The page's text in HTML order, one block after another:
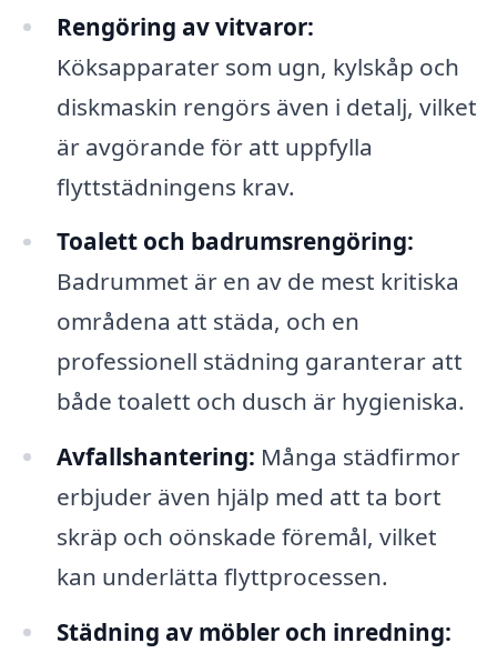
Rengöring av vitvaror:
Köksapparater som ugn, kylskåp och
diskmaskin rengörs även i detalj, vilket
är avgörande för att uppfylla
flyttstädningens krav.
Toalett och badrumsrengöring:
Badrummet är en av de mest kritiska
områdena att städa, och en
professionell städning garanterar att
både toalett och dusch är hygieniska.
Avfallshantering: Många städfirmor
erbjuder även hjälp med att ta bort
skräp och oönskade föremål, vilket
kan underlätta flyttprocessen.
Städning av möbler och inredning: